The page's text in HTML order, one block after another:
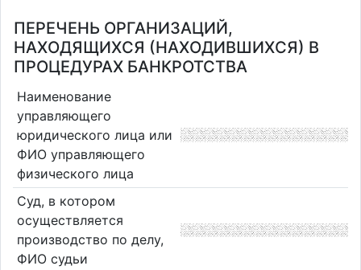
ПЕРЕЧЕНЬ ОРГАНИЗАЦИЙ,
НАХОДЯЩИХСЯ (НАХОДИВШИХСЯ) В
ПРОЦЕДУРАХ БАНКРОТСТВА
Наименование
управляющего
юридического лица или
ФИО управляющего
физического лица
Суд, в котором
осуществляется
производство по делу,
ФИО судьи